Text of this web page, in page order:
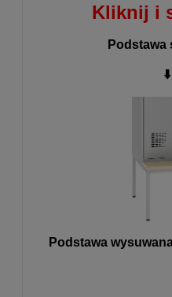
Kliknij i
Podstawa
Podstawa